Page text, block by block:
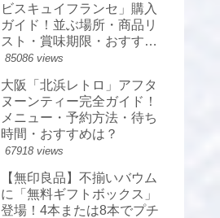
ビスキュイフランセ」購入
ガイド！並ぶ場所・商品リ
スト・賞味期限・おすすめ
は？
85086 views
大阪「北浜レトロ」アフタ
ヌーンティー完全ガイド！
メニュー・予約方法・待ち
時間・おすすめは？
67918 views
【無印良品】不揃いバウム
に「無料ギフトボックス」
登場！4本または8本でプチ